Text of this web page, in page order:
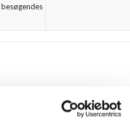
indhold og til at øge
af websitet. Nedenfor har vi